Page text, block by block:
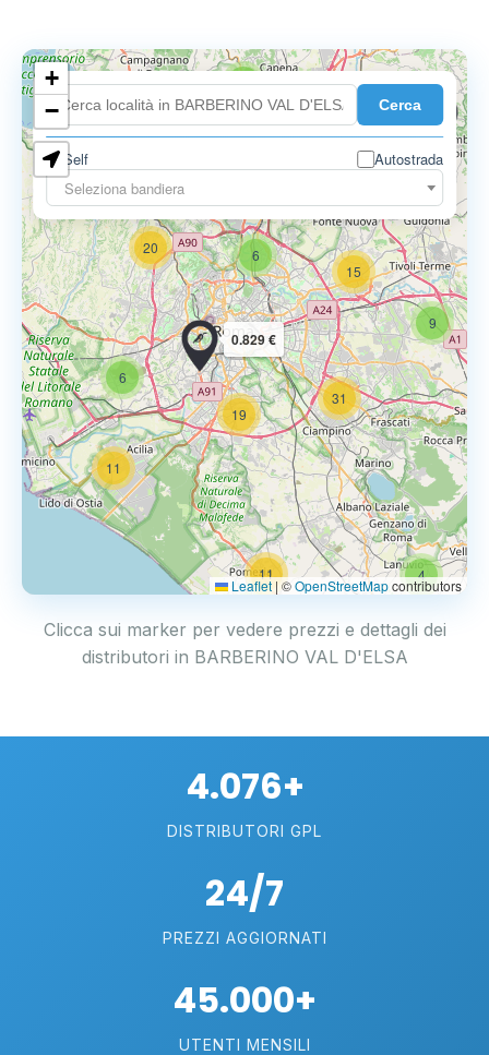
Cerca
Self
Autostrada
Seleziona bandiera
2
2
6
2
6
20
19
11
11
15
9
31
4
0.795 €
0.699 €
0.829 €
+
−
Leaflet | ©OpenStreetMapcontributors
Clicca sui marker per vedere prezzi e dettagli dei
distributori in BARBERINO VAL D'ELSA
4.076+
DISTRIBUTORI GPL
24/7
PREZZI AGGIORNATI
45.000+
UTENTI MENSILI